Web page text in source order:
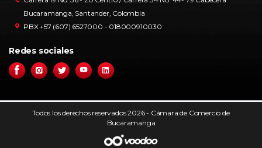
Bucaramanga, Santander, Colombia
PBX +57 (607) 6527000 - 018000910030
Redes sociales
Todos los derechos reservados 2026 - Cámara de Comercio de
Bucaramanga